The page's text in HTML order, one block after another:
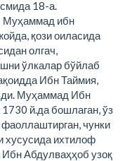
18-а.
Муҳаммад ибн
қози оиласида
олгач,
ўлкалар бўйлаб
Ибн Таймия,
Муҳаммад Ибн
й.да бошлаган, ўз
чунки
хусусида ихтилоф
Ибн Абдулваҳҳоб узоқ